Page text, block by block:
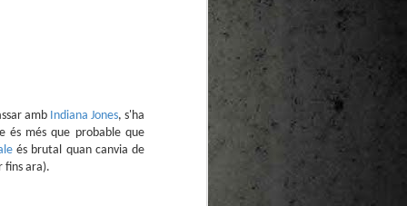
amb Indiana Jones, s'ha
és més que probable que
és brutal quan canvia de
fins ara).
Còmic 2018) i
torna amb
L’obra no
profunda
natural de